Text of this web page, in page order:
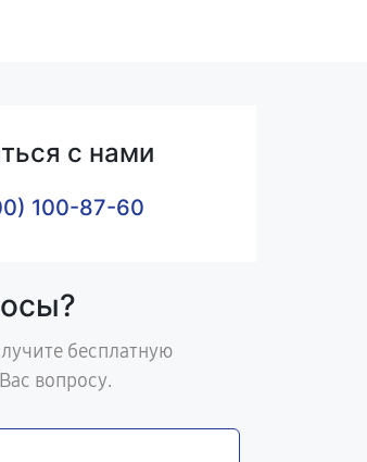
с нами
100-87-60
бесплатную
вопросу.